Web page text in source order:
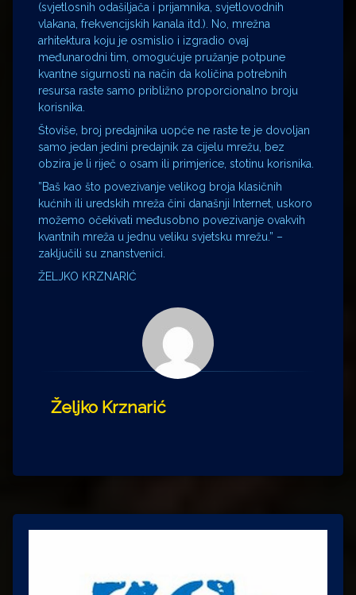
(svjetlosnih odašiljača i prijamnika, svjetlovodnih
vlakana, frekvencijskih kanala itd.). No, mrežna
arhitektura koju je osmislio i izgradio ovaj
međunarodni tim, omogućuje pružanje potpune
kvantne sigurnosti na način da količina potrebnih
resursa raste samo približno proporcionalno broju
korisnika.
Štoviše, broj predajnika uopće ne raste te je dovoljan
samo jedan jedini predajnik za cijelu mrežu, bez
obzira je li riječ o osam ili primjerice, stotinu korisnika.
”Baš kao što povezivanje velikog broja klasičnih
kućnih ili uredskih mreža čini današnji Internet, uskoro
možemo očekivati međusobno povezivanje ovakvih
kvantnih mreža u jednu veliku svjetsku mrežu.” –
zaključili su znanstvenici.
ŽELJKO KRZNARIĆ
Željko Krznarić